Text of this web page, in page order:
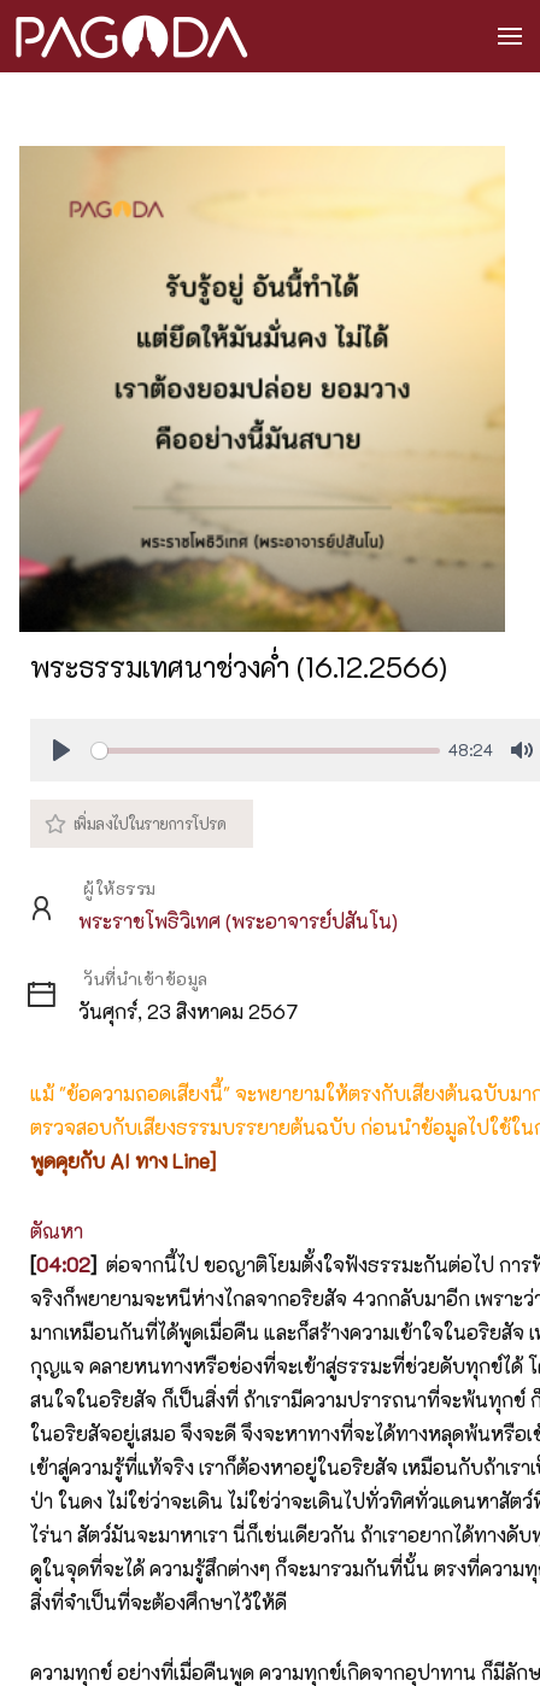
พระธรรมเทศนาช่วงค่ำ (16.12.2566)
48:24
ผู้ให้ธรรม
พระราชโพธิวิเทศ (พระอาจารย์ปสันโน)
วันที่นำเข้าข้อมูล
วันศุกร์, 23 สิงหาคม 2567
แม้ "ข้อความถอดเสียงนี้" จะพยายามให้ตรงกับเสียงต้นฉบับม
ตรวจสอบกับเสียงธรรมบรรยายต้นฉบับ ก่อนนำข้อมูลไปใช้ใน
พูดคุยกับ AI ทาง Line]
ตัณหา
[04:02] ต่อจากนี้ไป ขอญาติโยมตั้งใจฟังธรรมะกันต่อไป กา
จริงก็พยายามจะหนีห่างไกลจากอริยสัจ 4วกกลับมาอีก เพราะ
มากเหมือนกันที่ได้พูดเมื่อคืน และก็สร้างความเข้าใจในอริยสัจ
กุญแจ คลายหนทางหรือช่องที่จะเข้าสู่ธรรมะที่ช่วยดับทุกข์ได้
สนใจในอริยสัจ ก็เป็นสิ่งที่ ถ้าเรามีความปรารถนาที่จะพ้นทุกข์
ในอริยสัจอยู่เสมอ จึงจะดี จึงจะหาทางที่จะได้ทางหลุดพ้นหรือ
เข้าสู่ความรู้ที่แท้จริง เราก็ต้องหาอยู่ในอริยสัจ เหมือนกับถ้าเร
ป่า ในดง ไม่ใช่ว่าจะเดิน ไม่ใช่ว่าจะเดินไปทั่วทิศทั่วแดนหาสัต
ไร่นา สัตว์มันจะมาหาเรา นี่ก็เช่นเดียวกัน ถ้าเราอยากได้ทางดับ
ดูในจุดที่จะได้ ความรู้สึกต่างๆ ก็จะมารวมกันที่นั้น ตรงที่ความทุ
สิ่งที่จำเป็นที่จะต้องศึกษาไว้ให้ดี
ความทุกข์ อย่างที่เมื่อคืนพูด ความทุกข์เกิดจากอุปาทาน ก็มีลัก